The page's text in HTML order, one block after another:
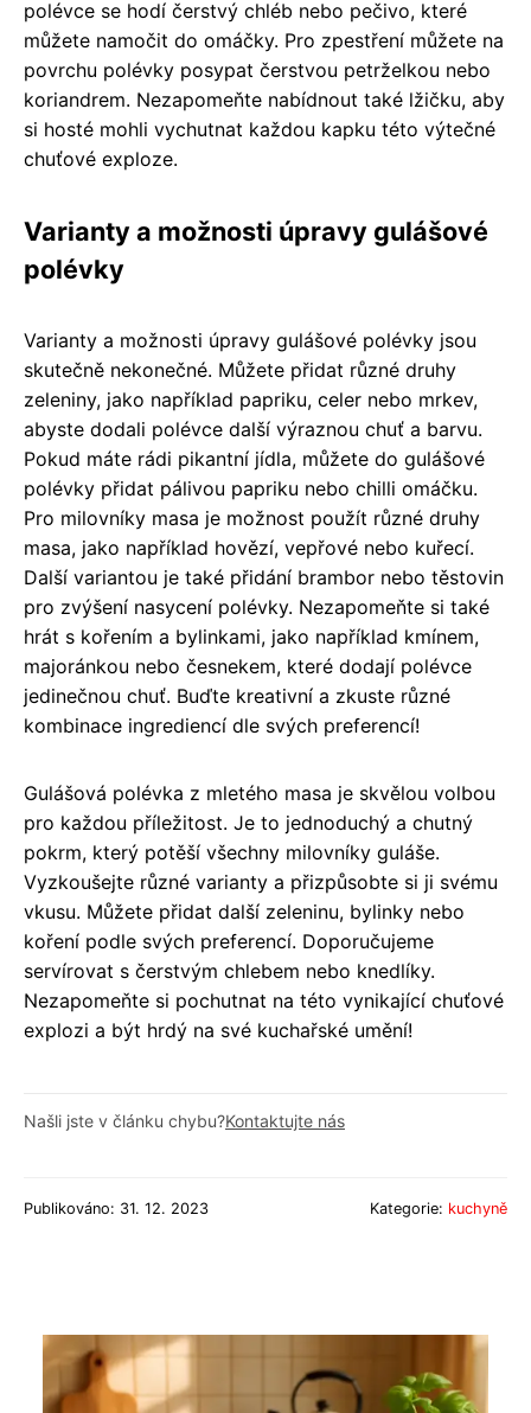
polévce se hodí čerstvý chléb nebo pečivo, které
můžete namočit do omáčky. Pro zpestření můžete na
povrchu polévky posypat čerstvou petrželkou nebo
koriandrem. Nezapomeňte nabídnout také lžičku, aby
si hosté mohli vychutnat každou kapku této výtečné
chuťové exploze.
Varianty a možnosti úpravy gulášové
polévky
Varianty a možnosti úpravy gulášové polévky jsou
skutečně nekonečné. Můžete přidat různé druhy
zeleniny, jako například papriku, celer nebo mrkev,
abyste dodali polévce další výraznou chuť a barvu.
Pokud máte rádi pikantní jídla, můžete do gulášové
polévky přidat pálivou papriku nebo chilli omáčku.
Pro milovníky masa je možnost použít různé druhy
masa, jako například hovězí, vepřové nebo kuřecí.
Další variantou je také přidání brambor nebo těstovin
pro zvýšení nasycení polévky. Nezapomeňte si také
hrát s kořením a bylinkami, jako například kmínem,
majoránkou nebo česnekem, které dodají polévce
jedinečnou chuť. Buďte kreativní a zkuste různé
kombinace ingrediencí dle svých preferencí!
Gulášová polévka z mletého masa je skvělou volbou
pro každou příležitost. Je to jednoduchý a chutný
pokrm, který potěší všechny milovníky guláše.
Vyzkoušejte různé varianty a přizpůsobte si ji svému
vkusu. Můžete přidat další zeleninu, bylinky nebo
koření podle svých preferencí. Doporučujeme
servírovat s čerstvým chlebem nebo knedlíky.
Nezapomeňte si pochutnat na této vynikající chuťové
explozi a být hrdý na své kuchařské umění!
Našli jste v článku chybu?Kontaktujte nás
Publikováno: 31. 12. 2023 Kategorie: kuchyně